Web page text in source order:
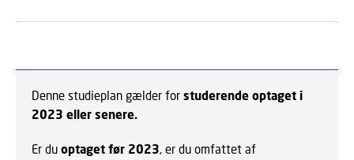
Denne studieplan gælder for studerende optaget i
2023 eller senere.
Er du optaget før 2023, er du omfattet af